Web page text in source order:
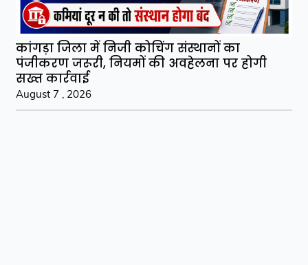
कांगड़ा जिला में निजी कोचिंग संस्थानों का
पंजीकरण जरूरी, नियमों की अवहेलना पर होगी
सख्त कार्रवाई
August 7 , 2026